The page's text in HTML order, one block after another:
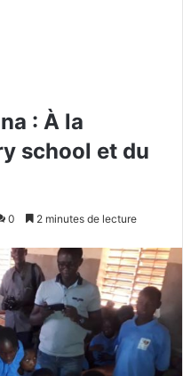
: À la
school et du
0 2 minutes de lecture